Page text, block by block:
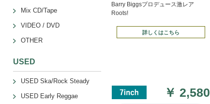
Barry Biggsプロデュース激レア
Roots!
詳しくはこちら
￥2,580
Mix CD/Tape
VIDEO / DVD
OTHER
USED
USED Ska/Rock Steady
USED Early Reggae